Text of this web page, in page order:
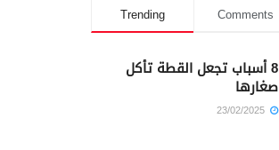
Trending Comments
8 أسباب تجعل القطة تأكل
صغارها